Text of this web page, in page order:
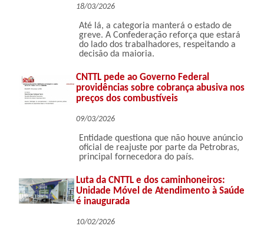
18/03/2026
Até lá, a categoria manterá o estado de
greve. A Confederação reforça que estará
do lado dos trabalhadores, respeitando a
decisão da maioria.
CNTTL pede ao Governo Federal
providências sobre cobrança abusiva nos
preços dos combustíveis
09/03/2026
Entidade questiona que não houve anúncio
oficial de reajuste por parte da Petrobras,
principal fornecedora do país.
Luta da CNTTL e dos caminhoneiros:
Unidade Móvel de Atendimento à Saúde
é inaugurada
10/02/2026